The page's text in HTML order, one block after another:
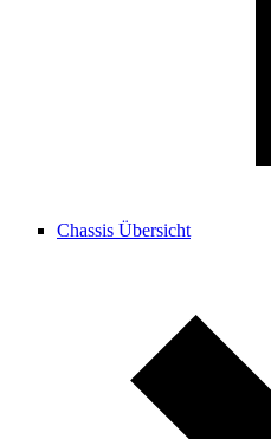
Chassis Übersicht